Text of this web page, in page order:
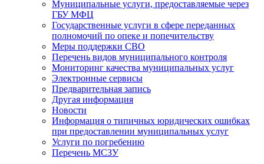
Муниципальные услуги, предоставляемые через
ГБУ МФЦ
Государственные услуги в сфере переданных
полномочий по опеке и попечительству
Меры поддержки СВО
Перечень видов муниципального контроля
Мониторинг качества муниципальных услуг
Электронные сервисы
Предварительная запись
Другая информация
Новости
Информация о типичных юридических ошибках
при предоставлении муниципальных услуг
Услуги по погребению
Перечень МСЗУ